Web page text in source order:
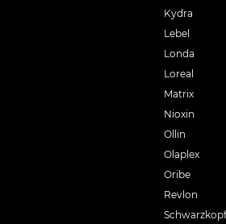
Kydra
Lebel
Londa
Loreal
Matrix
Nioxin
Ollin
Olaplex
Oribe
Revlon
Schwarzkopf